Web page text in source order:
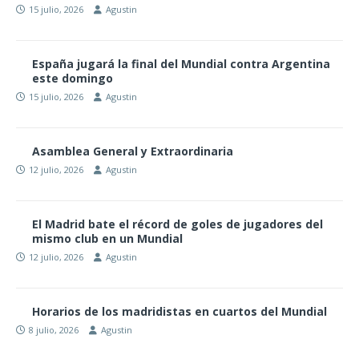
15 julio, 2026 Agustin
España jugará la final del Mundial contra Argentina
este domingo
15 julio, 2026 Agustin
Asamblea General y Extraordinaria
12 julio, 2026 Agustin
El Madrid bate el récord de goles de jugadores del
mismo club en un Mundial
12 julio, 2026 Agustin
Horarios de los madridistas en cuartos del Mundial
8 julio, 2026 Agustin